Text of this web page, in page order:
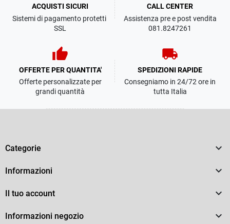
ACQUISTI SICURI
Sistemi di pagamento protetti
SSL
CALL CENTER
Assistenza pre e post vendita
081.8247261
thumb_up
OFFERTE PER QUANTITA'
Offerte personalizzate per
grandi quantità
local_shipping
SPEDIZIONI RAPIDE
Consegniamo in 24/72 ore in
tutta Italia
Categorie 
Informazioni 
Il tuo account 
Informazioni negozio 